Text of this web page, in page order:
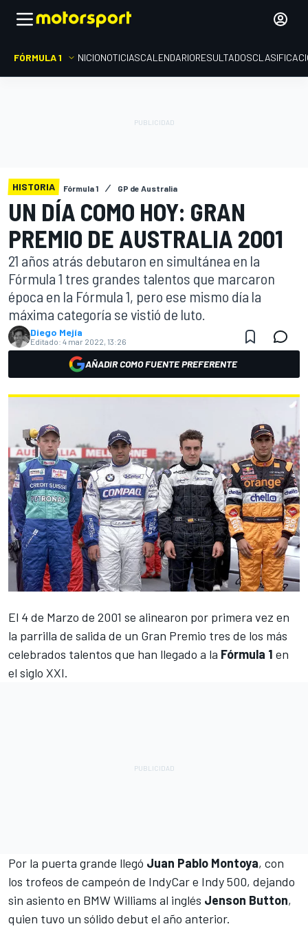
FÓRMULA 1 INICIONOTICIASCALENDARIORESULTADOS
HISTORIA Fórmula 1 GP de Australia
UN DÍA COMO HOY: GRAN
PREMIO DE AUSTRALIA 2001
21 años atrás debutaron en simultánea en la
Fórmula 1 tres grandes talentos que marcaron
época en la Fórmula 1, pero ese mismo día la
máxima categoría se vistió de luto.
Diego Mejía
Editado: 4 mar 2022, 13:26
AÑADIR COMO FUENTE PREFERENTE
El 4 de Marzo de 2001 se alinearon por primera vez en
la parrilla de salida de un Gran Premio tres de los más
celebrados talentos que han llegado a la Fórmula 1 en
el siglo XXI.
Por la puerta grande llegó Juan Pablo Montoya, con
los trofeos de campeón de IndyCar e Indy 500, dejando
sin asiento en BMW Williams al inglés Jenson Button,
quien tuvo un sólido debut el año anterior.